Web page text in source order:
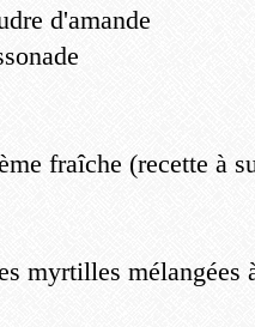
d'amande
fraîche (recette à
myrtilles mélangées